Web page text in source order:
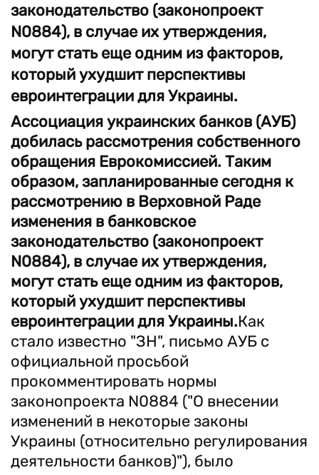
законодательство (законопроект
N0884), в случае их утверждения,
могут стать еще одним из факторов,
который ухудшит перспективы
евроинтеграции для Украины.
Ассоциация украинских банков (АУБ)
добилась рассмотрения собственного
обращения Еврокомиссией. Таким
образом, запланированные сегодня к
рассмотрению в Верховной Раде
изменения в банковское
законодательство (законопроект
N0884), в случае их утверждения,
могут стать еще одним из факторов,
который ухудшит перспективы
евроинтеграции для Украины.Как
стало известно "ЗН", письмо АУБ с
официальной просьбой
прокомментировать нормы
законопроекта N0884 ("О внесении
изменений в некоторые законы
Украины (относительно регулирования
деятельности банков)"), было